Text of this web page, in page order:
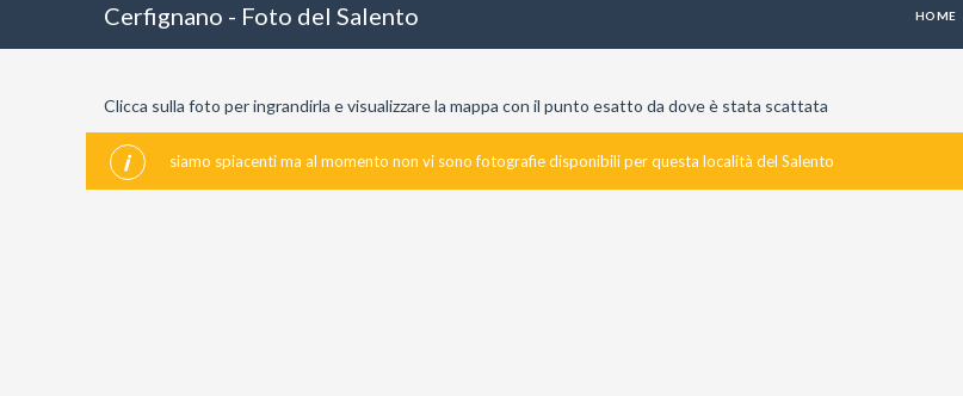
Cerfignano - Foto del Salento HOME
Clicca sulla foto per ingrandirla e visualizzare la mappa con il punto esatto da dove è stata scattata
siamo spiacenti ma al momento non vi sono fotografie disponibili per questa località del Salento